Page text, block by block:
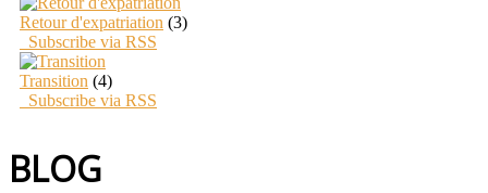
Retour d'expatriation (3)
Subscribe via RSS
Transition (4)
Subscribe via RSS
BLOG